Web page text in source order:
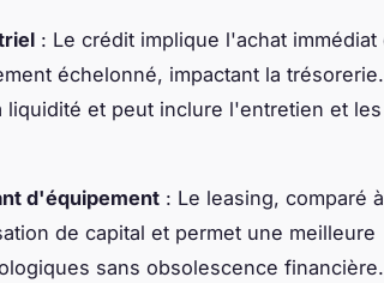
: Le crédit implique l'achat immédiat
échelonné, impactant la
et peut inclure l'entretien et
d'équipement : Le leasing, comparé à
de capital et permet une meilleure
sans obsolescence financière.